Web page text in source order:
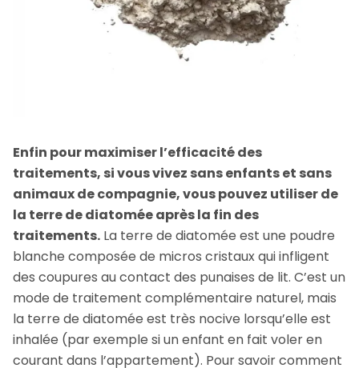
Enfin pour maximiser l’efficacité des
traitements, si vous vivez sans enfants et sans
animaux de compagnie, vous pouvez utiliser de
la terre de diatomée après la fin des
traitements. La terre de diatomée est une poudre
blanche composée de micros cristaux qui infligent
des coupures au contact des punaises de lit. C’est un
mode de traitement complémentaire naturel, mais
la terre de diatomée est très nocive lorsqu’elle est
inhalée (par exemple si un enfant en fait voler en
courant dans l’appartement). Pour savoir comment